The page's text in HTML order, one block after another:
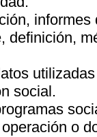
definición,
social.
o